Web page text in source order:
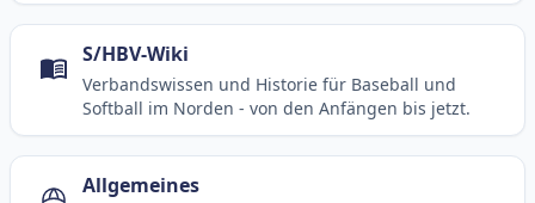
S/HBV-Wiki
Verbandswissen und Historie für Baseball und
Softball im Norden - von den Anfängen bis jetzt.
Allgemeines